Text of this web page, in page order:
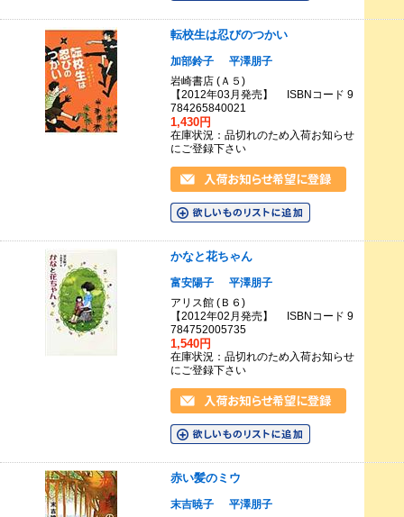
転校生は忍びのつかい
加部鈴子
平澤朋子
岩崎書店 (Ａ５)
【2012年03月発売】 ISBNコード 9
784265840021
1,430円
在庫状況：品切れのため入荷お知らせ
にご登録下さい
かなと花ちゃん
富安陽子
平澤朋子
アリス館 (Ｂ６)
【2012年02月発売】 ISBNコード 9
784752005735
1,540円
在庫状況：品切れのため入荷お知らせ
にご登録下さい
赤い髪のミウ
末吉暁子
平澤朋子